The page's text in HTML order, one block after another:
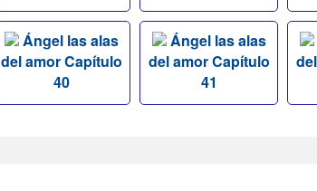
Ángel las alas
del amor Capítulo
40
Ángel las alas
del amor Capítulo
41